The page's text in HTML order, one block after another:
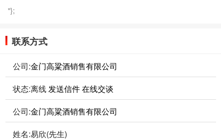
"};
联系方式
公司:金门高粱酒销售有限公司
状态:离线 发送信件在线交谈
公司:金门高粱酒销售有限公司
姓名:易欣(先生)